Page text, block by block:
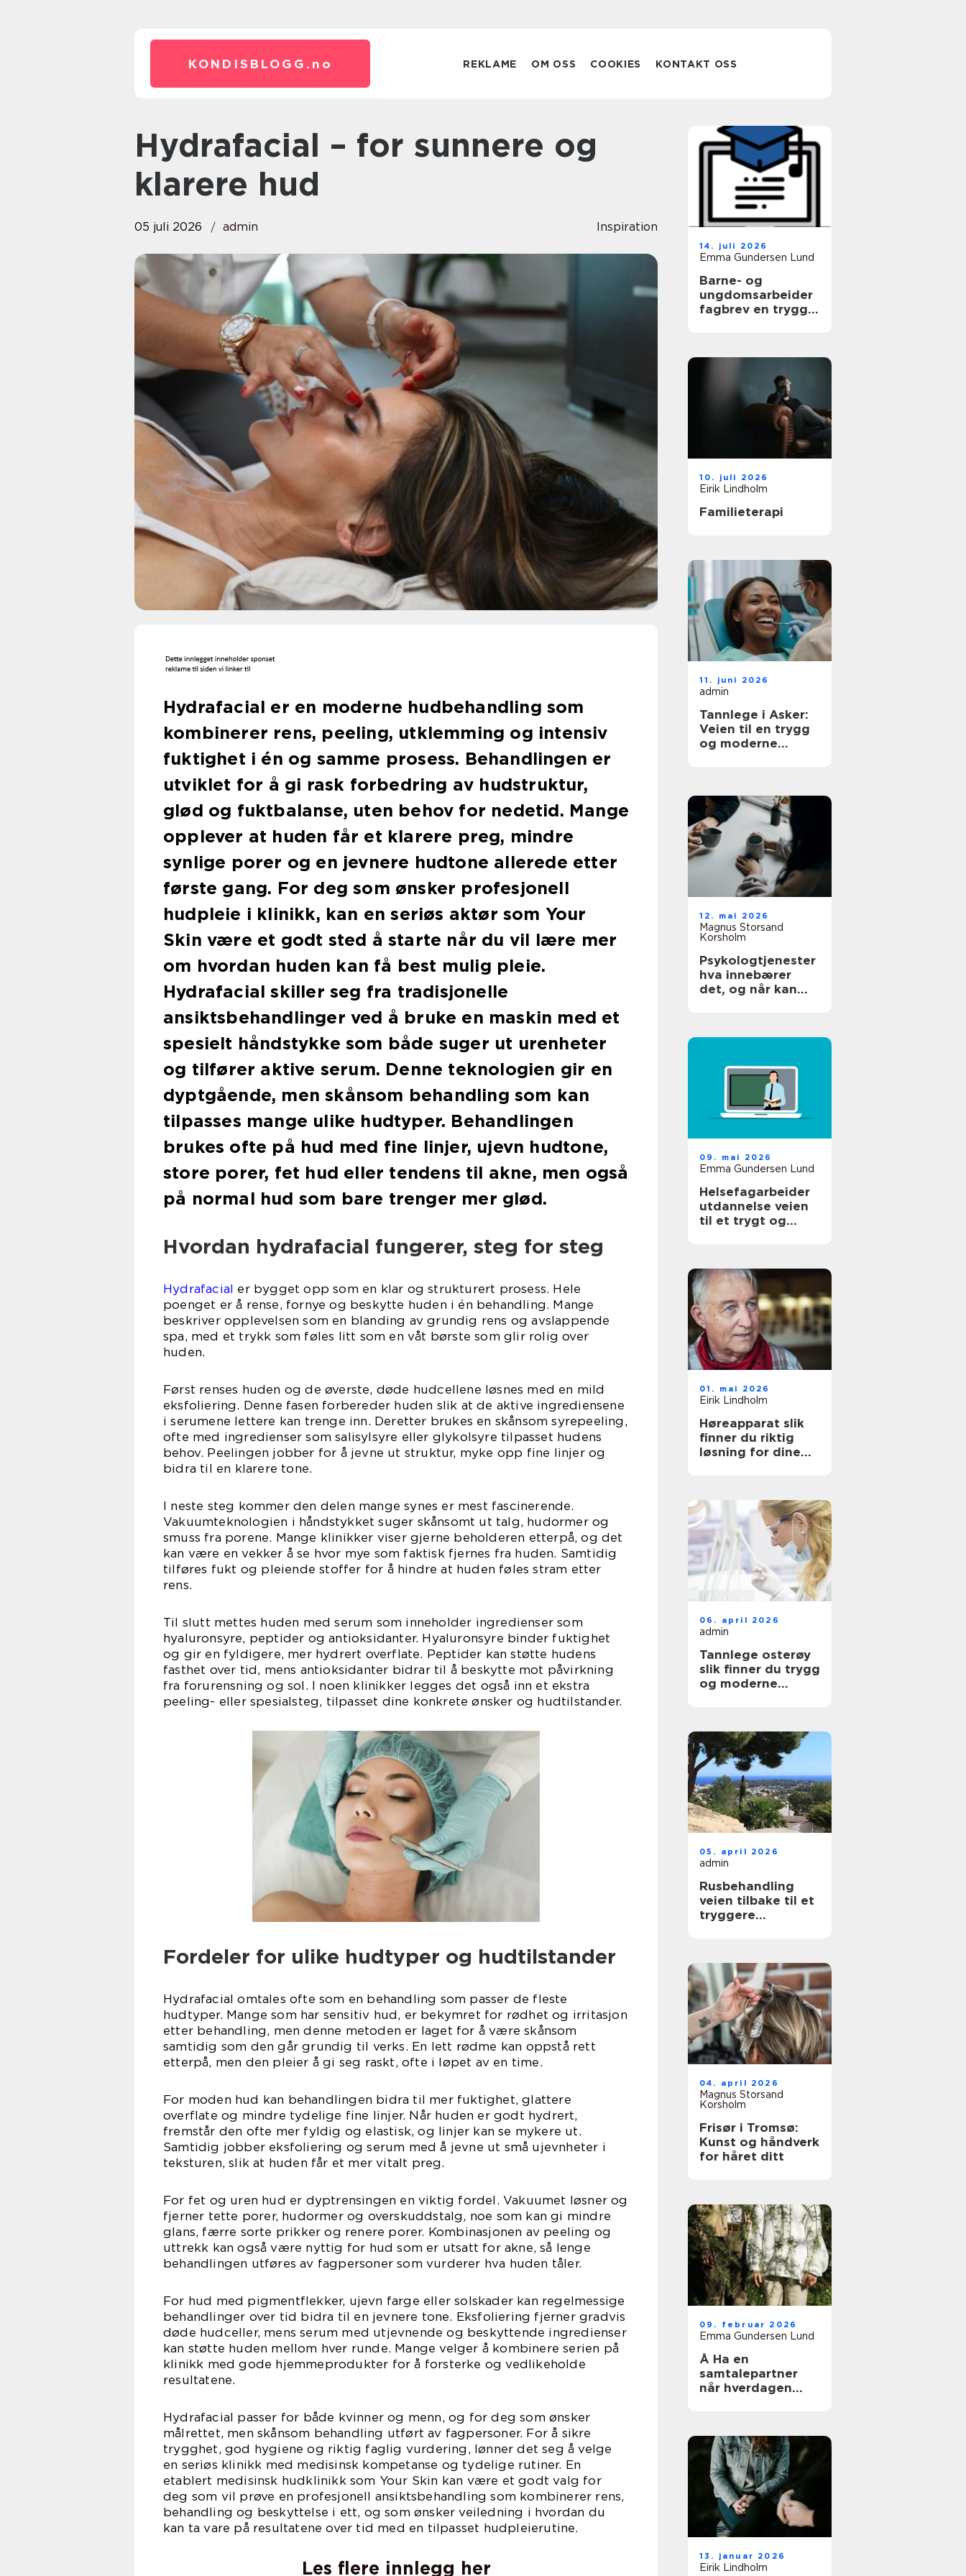
KONDISBLOGG. no REKLAME OM OSS COOKIES KONTAKT OSS
Hydrafacial – for sunnere og
klarere hud
05 juli 2026 admin Inspiration
Hydrafacial er en moderne hudbehandling som
kombinerer rens, peeling, utklemming og intensiv
fuktighet i én og samme prosess. Behandlingen er
utviklet for å gi rask forbedring av hudstruktur,
glød og fuktbalanse, uten behov for nedetid. Mange
opplever at huden får et klarere preg, mindre
synlige porer og en jevnere hudtone allerede etter
første gang. For deg som ønsker profesjonell
hudpleie i klinikk, kan en seriøs aktør som Your
Skin være et godt sted å starte når du vil lære mer
om hvordan huden kan få best mulig pleie.
Hydrafacial skiller seg fra tradisjonelle
ansiktsbehandlinger ved å bruke en maskin med et
spesielt håndstykke som både suger ut urenheter
og tilfører aktive serum. Denne teknologien gir en
dyptgående, men skånsom behandling som kan
tilpasses mange ulike hudtyper. Behandlingen
brukes ofte på hud med fine linjer, ujevn hudtone,
store porer, fet hud eller tendens til akne, men også
på normal hud som bare trenger mer glød.
Hvordan hydrafacial fungerer, steg for steg
Hydrafacial er bygget opp som en klar og strukturert prosess. Hele
poenget er å rense, fornye og beskytte huden i én behandling. Mange
beskriver opplevelsen som en blanding av grundig rens og avslappende
spa, med et trykk som føles litt som en våt børste som glir rolig over
huden.
Først renses huden og de øverste, døde hudcellene løsnes med en mild
eksfoliering. Denne fasen forbereder huden slik at de aktive ingrediensene
i serumene lettere kan trenge inn. Deretter brukes en skånsom syrepeeling,
ofte med ingredienser som salisylsyre eller glykolsyre tilpasset hudens
behov. Peelingen jobber for å jevne ut struktur, myke opp fine linjer og
bidra til en klarere tone.
I neste steg kommer den delen mange synes er mest fascinerende.
Vakuumteknologien i håndstykket suger skånsomt ut talg, hudormer og
smuss fra porene. Mange klinikker viser gjerne beholderen etterpå, og det
kan være en vekker å se hvor mye som faktisk fjernes fra huden. Samtidig
tilføres fukt og pleiende stoffer for å hindre at huden føles stram etter
rens.
Til slutt mettes huden med serum som inneholder ingredienser som
hyaluronsyre, peptider og antioksidanter. Hyaluronsyre binder fuktighet
og gir en fyldigere, mer hydrert overflate. Peptider kan støtte hudens
fasthet over tid, mens antioksidanter bidrar til å beskytte mot påvirkning
fra forurensning og sol. I noen klinikker legges det også inn et ekstra
peeling- eller spesialsteg, tilpasset dine konkrete ønsker og hudtilstander.
Fordeler for ulike hudtyper og hudtilstander
Hydrafacial omtales ofte som en behandling som passer de fleste
hudtyper. Mange som har sensitiv hud, er bekymret for rødhet og irritasjon
etter behandling, men denne metoden er laget for å være skånsom
samtidig som den går grundig til verks. En lett rødme kan oppstå rett
etterpå, men den pleier å gi seg raskt, ofte i løpet av en time.
For moden hud kan behandlingen bidra til mer fuktighet, glattere
overflate og mindre tydelige fine linjer. Når huden er godt hydrert,
fremstår den ofte mer fyldig og elastisk, og linjer kan se mykere ut.
Samtidig jobber eksfoliering og serum med å jevne ut små ujevnheter i
teksturen, slik at huden får et mer vitalt preg.
For fet og uren hud er dyptrensingen en viktig fordel. Vakuumet løsner og
fjerner tette porer, hudormer og overskuddstalg, noe som kan gi mindre
glans, færre sorte prikker og renere porer. Kombinasjonen av peeling og
uttrekk kan også være nyttig for hud som er utsatt for akne, så lenge
behandlingen utføres av fagpersoner som vurderer hva huden tåler.
For hud med pigmentflekker, ujevn farge eller solskader kan regelmessige
behandlinger over tid bidra til en jevnere tone. Eksfoliering fjerner gradvis
døde hudceller, mens serum med utjevnende og beskyttende ingredienser
kan støtte huden mellom hver runde. Mange velger å kombinere serien på
klinikk med gode hjemmeprodukter for å forsterke og vedlikeholde
resultatene.
Hydrafacial passer for både kvinner og menn, og for deg som ønsker
målrettet, men skånsom behandling utført av fagpersoner. For å sikre
trygghet, god hygiene og riktig faglig vurdering, lønner det seg å velge
en seriøs klinikk med medisinsk kompetanse og tydelige rutiner. En
etablert medisinsk hudklinikk som Your Skin kan være et godt valg for
deg som vil prøve en profesjonell ansiktsbehandling som kombinerer rens,
behandling og beskyttelse i ett, og som ønsker veiledning i hvordan du
kan ta vare på resultatene over tid med en tilpasset hudpleierutine.
Les flere innlegg her
14. juli 2026
Emma Gundersen Lund
Barne- og
ungdomsarbeider
fagbrev en trygg
10. juli 2026
Eirik Lindholm
Familieterapi
11. juni 2026
admin
Tannlege i Asker:
Veien til en trygg
og moderne
12. mai 2026
Magnus Storsand
Korsholm
Psykologtjenester
hva innebærer
det, og når kan
09. mai 2026
Emma Gundersen Lund
Helsefagarbeider
utdannelse veien
til et trygt og
01. mai 2026
Eirik Lindholm
Høreapparat slik
finner du riktig
løsning for dine
06. april 2026
admin
Tannlege osterøy
slik finner du trygg
og moderne
05. april 2026
admin
Rusbehandling
veien tilbake til et
tryggere
04. april 2026
Magnus Storsand
Korsholm
Frisør i Tromsø:
Kunst og håndverk
for håret ditt
09. februar 2026
Emma Gundersen Lund
Å Ha en
samtalepartner
når hverdagen
13. januar 2026
Eirik Lindholm